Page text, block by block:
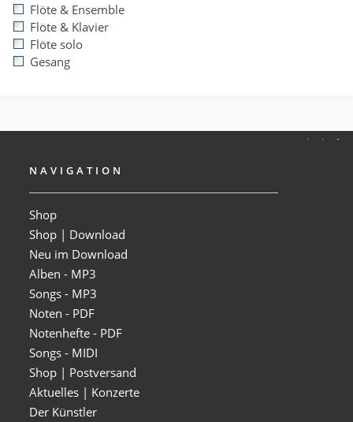
Flöte & Ensemble
Flöte & Klavier
Flöte solo
Gesang
NAVIGATION
Shop
Shop | Download
Neu im Download
Alben - MP3
Songs - MP3
Noten - PDF
Notenhefte - PDF
Songs - MIDI
Shop | Postversand
Aktuelles | Konzerte
Der Künstler